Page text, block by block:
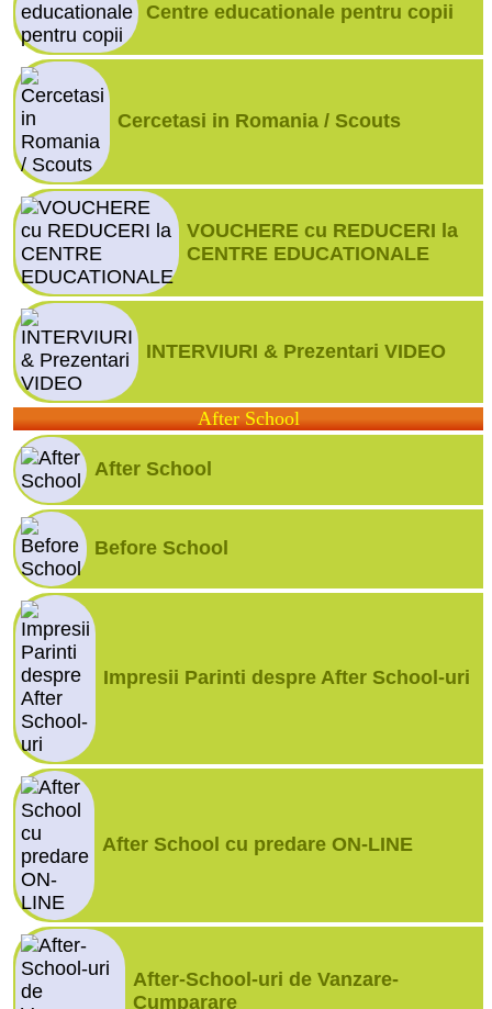
Centre educationale pentru copii
Cercetasi in Romania / Scouts
VOUCHERE cu REDUCERI la
CENTRE EDUCATIONALE
INTERVIURI & Prezentari VIDEO
After School
After School
Before School
Impresii Parinti despre After School-uri
After School cu predare ON-LINE
After-School-uri de Vanzare-
Cumparare